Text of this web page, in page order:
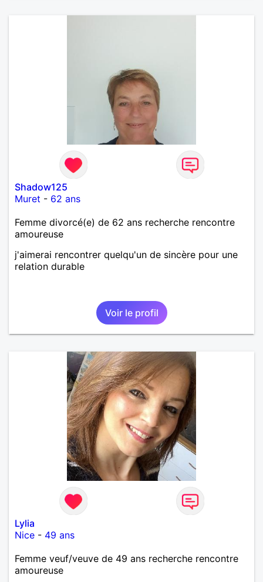
Shadow125
Muret - 62 ans
Femme divorcé(e) de 62 ans recherche rencontre
amoureuse
j'aimerai rencontrer quelqu'un de sincère pour une
relation durable
Voir le profil
Lylia
Nice - 49 ans
Femme veuf/veuve de 49 ans recherche rencontre
amoureuse